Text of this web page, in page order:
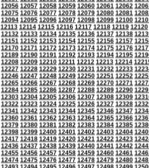
12056 12057 12058 12059 12060 12061 12062
12075 12076 12077 12078 12079 12080 12081
12094 12095 12096 12097 12098 12099 12100
12113 12114 12115 12116 12117 12118 12119 12120
12132 12133 12134 12135 12136 12137 12138
12151 12152 12153 12154 12155 12156 12157
12170 12171 12172 12173 12174 12175 12176
12189 12190 12191 12192 12193 12194 12195
12208 12209 12210 12211 12212 12213 12214
12227 12228 12229 12230 12231 12232 12233
12246 12247 12248 12249 12250 12251 12252
12265 12266 12267 12268 12269 12270 12271
12284 12285 12286 12287 12288 12289 12290
12303 12304 12305 12306 12307 12308 12309
12322 12323 12324 12325 12326 12327 12328
12341 12342 12343 12344 12345 12346 12347
12360 12361 12362 12363 12364 12365 12366
12379 12380 12381 12382 12383 12384 12385
12398 12399 12400 12401 12402 12403 12404
12417 12418 12419 12420 12421 12422 12423
12436 12437 12438 12439 12440 12441 12442
12455 12456 12457 12458 12459 12460 12461
12474 12475 12476 12477 12478 12479 12480